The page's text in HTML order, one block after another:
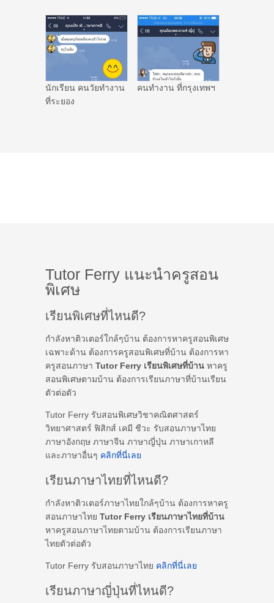
นักเรียน คนวัยทำงาน
ที่ระยอง
คนทำงาน ที่กรุงเทพฯ
Tutor Ferry แนะนำครูสอน
พิเศษ
เรียนพิเศษที่ไหนดี?
กำลังหาติวเตอร์ใกล้ๆบ้าน ต้องการหาครูสอนพิเศษ
เฉพาะด้าน ต้องการครูสอนพิเศษที่บ้าน ต้องการหา
ครูสอนภาษา Tutor Ferry เรียนพิเศษที่บ้าน หาครู
สอนพิเศษตามบ้าน ต้องการเรียนภาษาที่บ้านเรียน
ตัวต่อตัว
Tutor Ferry รับสอนพิเศษวิชาคณิตศาสตร์
วิทยาศาสตร์ ฟิสิกส์ เคมี ชีวะ รับสอนภาษาไทย
ภาษาอังกฤษ ภาษาจีน ภาษาญี่ปุ่น ภาษาเกาหลี
และภาษาอื่นๆ คลิกที่นี่เลย
เรียนภาษาไทยที่ไหนดี?
กำลังหาติวเตอร์ภาษาไทยใกล้ๆบ้าน ต้องการหาครู
สอนภาษาไทย Tutor Ferry เรียนภาษาไทยที่บ้าน
หาครูสอนภาษาไทยตามบ้าน ต้องการเรียนภาษา
ไทยตัวต่อตัว
Tutor Ferry รับสอนภาษาไทย คลิกที่นี่เลย
เรียนภาษาญี่ปุ่นที่ไหนดี?